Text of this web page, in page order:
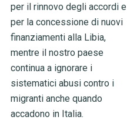
per il rinnovo degli accordi e
per la concessione di nuovi
finanziamenti alla Libia,
mentre il nostro paese
continua a ignorare i
sistematici abusi contro i
migranti anche quando
accadono in Italia.